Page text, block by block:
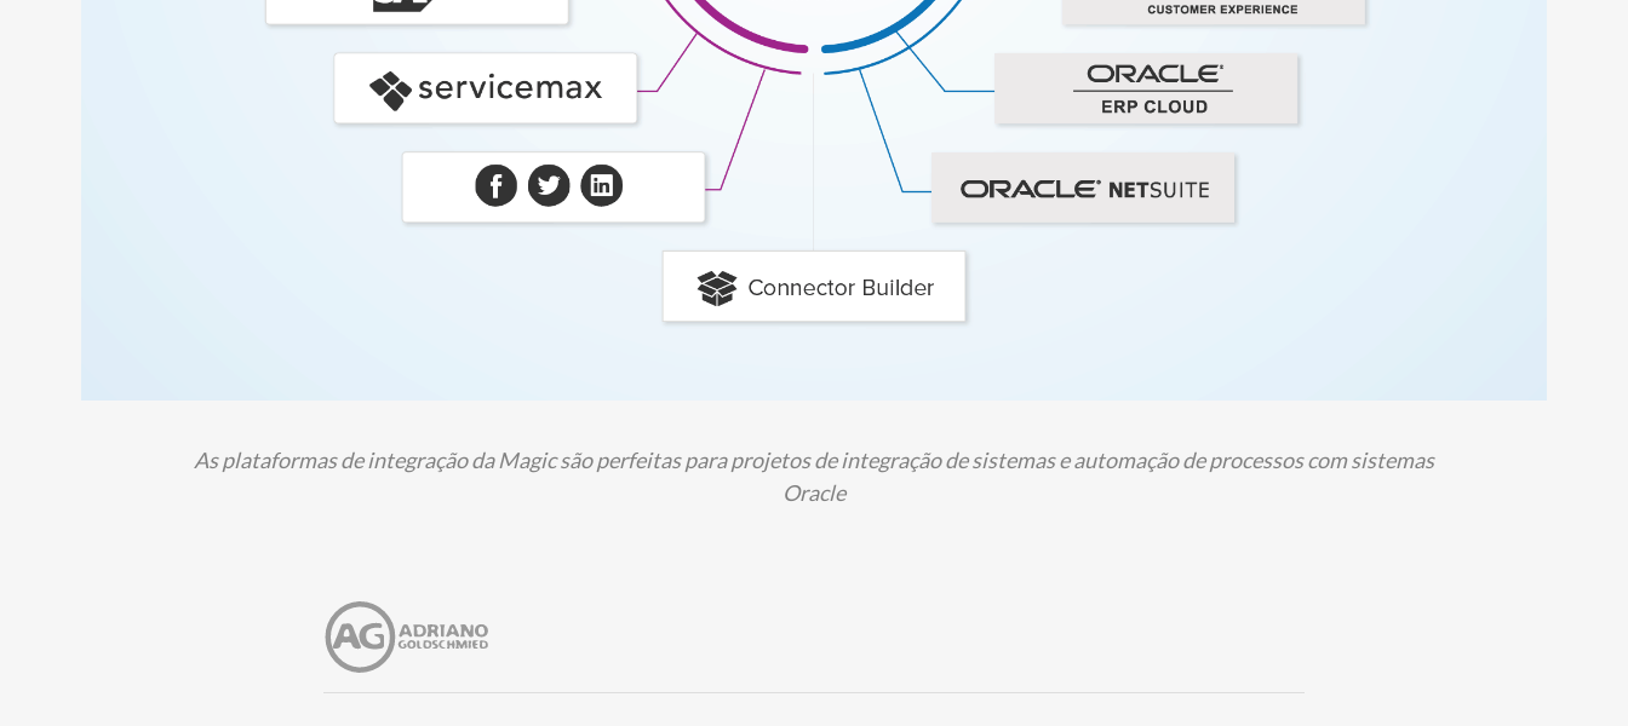
As plataformas de integração da Magic são perfeitas para projetos de integração de sistemas e automação de processos com sistemas
Oracle